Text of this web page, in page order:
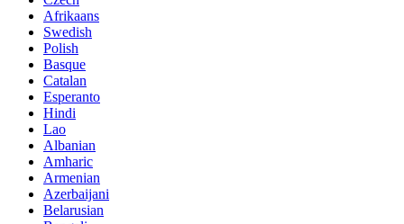
Afrikaans
Swedish
Polish
Basque
Catalan
Esperanto
Hindi
Lao
Albanian
Amharic
Armenian
Azerbaijani
Belarusian